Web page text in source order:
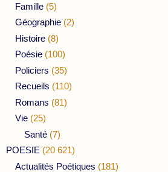
Famille (5)
Géographie (2)
Histoire (8)
Poésie (100)
Policiers (35)
Recueils (110)
Romans (81)
Vie (25)
Santé (7)
POESIE (20 621)
Actualités Poétiques (181)